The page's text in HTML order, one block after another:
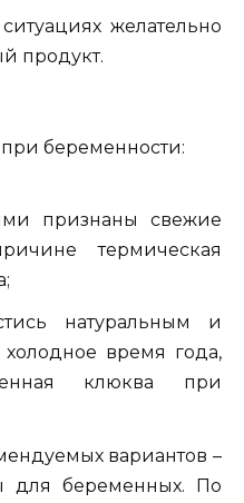
желательно
продукт.
беременности:
признаны свежие
термическая
натуральным и
время года,
клюква при
вариантов –
для беременных. По